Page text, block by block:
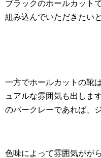
ブラックのホールカット
組み込んでいただきたい
一方でホールカットの靴
ュアルな雰囲気も出しま
のバークレーであれば、
色味によって雰囲気がが